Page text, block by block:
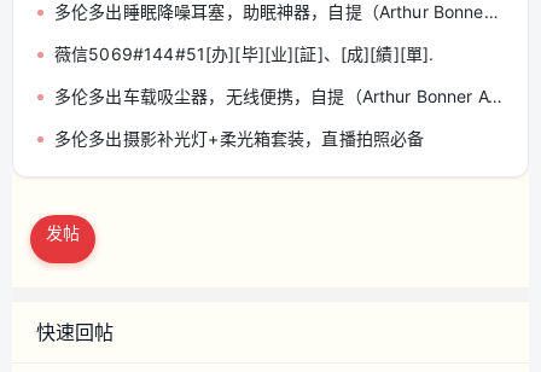
多伦多出睡眠降噪耳塞，助眠神器，自提（Arthur Bonner Ave）
薇信5069#144#51[办][毕][业][証]、[成][績][單].
多伦多出车载吸尘器，无线便携，自提（Arthur Bonner Ave）
多伦多出摄影补光灯+柔光箱套装，直播拍照必备
发帖
快速回帖